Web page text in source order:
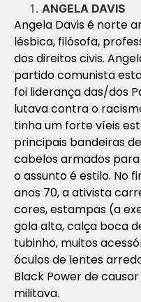
ANGELA DAVIS
Angela Davis é norte
lésbica, filósofa,
dos direitos civis.
partido comunista
foi liderança das/dos
lutava contra o
tinha um forte víeis
principais bandeiras
cabelos armados
o assunto é estilo. No
anos 70, a ativista
cores, estampas (a
gola alta, calça boca
tubinho, muitos
óculos de lentes
Black Power de
militava.